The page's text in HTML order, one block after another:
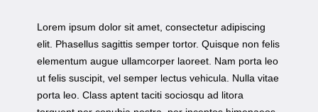
Lorem ipsum dolor sit amet, consectetur adipiscing
elit. Phasellus sagittis semper tortor. Quisque non felis
elementum augue ullamcorper laoreet. Nam porta leo
ut felis suscipit, vel semper lectus vehicula. Nulla vitae
porta leo. Class aptent taciti sociosqu ad litora